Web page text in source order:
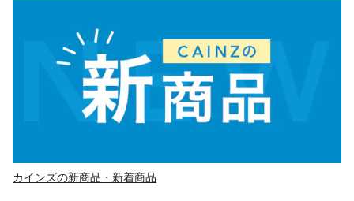
カインズの新商品・新着商品